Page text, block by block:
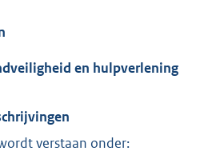
en hulpverlening
verstaan onder: